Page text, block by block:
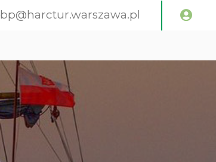
bp@harctur.warszawa.pl